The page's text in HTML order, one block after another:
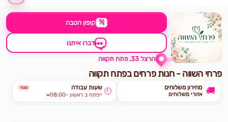
% קופון הטבה
דברו איתנו
הרצל 33, פתח תקווה
פרחי השווה - חנות פרחים בפתח תקווה
מחירון משלוחים
אזורי משלוחים 🚚 שעות עבודה סגור
08:00- ייפתח ב ראשון 🕘